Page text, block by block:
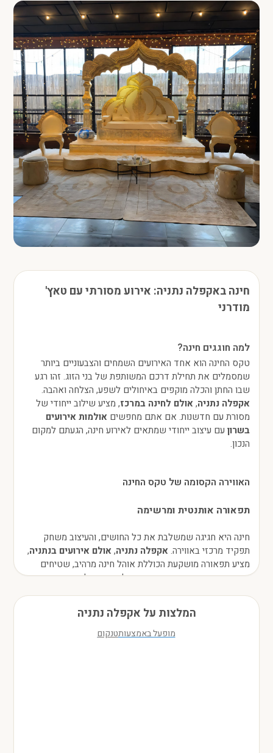
חינה באקפלה נתניה: אירוע מסורתי עם טאץ'
מודרני
למה חוגגים חינה?
טקס החינה הוא אחד האירועים השמחים והצבעוניים ביותר
שמסמלים את תחילת דרכם המשותפת של בני הזוג. זהו רגע
שבו החתן והכלה מוקפים באיחולים לשפע, הצלחה ואהבה.
אקפלה נתניה, אולם לחינה במרכז, מציע שילוב ייחודי של
מסורת עם חדשנות. אם אתם מחפשים אולמות אירועים
בשרון עם עיצוב ייחודי שמתאים לאירוע חינה, הגעתם למקום
הנכון.
האווירה הקסומה של טקס החינה
תפאורה אותנטית ומרשימה
חינה היא חגיגה שמשלבת את כל החושים, והעיצוב משחק
תפקיד מרכזי באווירה. אקפלה נתניה, אולם אירועים בנתניה,
מציע תפאורה מושקעת הכוללת אוהל חינה מרהיב, שטיחים
מעוצבים, כריות רקומות וכיסאות מלכותיים. כל פרט מותאם
תלבושות מסורתיותהמלצות על אקפלה נתניה